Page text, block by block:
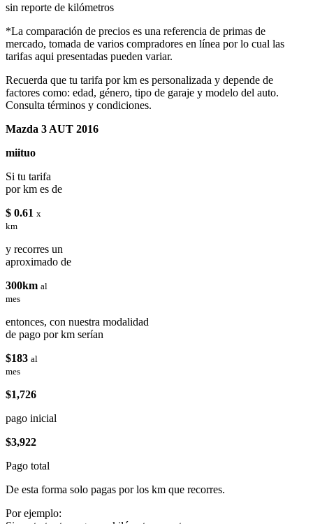
sin reporte de kilómetros
*La comparación de precios es una referencia de primas de
mercado, tomada de varios compradores en línea por lo cual las
tarifas aqui presentadas pueden variar.
Recuerda que tu tarifa por km es personalizada y depende de
factores como: edad, género, tipo de garaje y modelo del auto.
Consulta términos y condiciones.
Mazda 3 AUT 2016
miituo
Si tu tarifa
por km es de
$ 0.61 x
km
y recorres un
aproximado de
300km al
mes
entonces, con nuestra modalidad
de pago por km serían
$183 al
mes
$1,726
pago inicial
$3,922
Pago total
De esta forma solo pagas por los km que recorres.
Por ejemplo: